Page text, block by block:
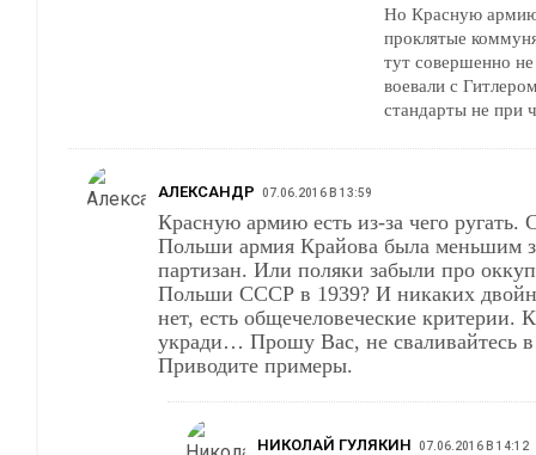
Но Красную
проклятые
тут совершенно
воевали с
стандарты не при
АЛЕКСАНДР 07.06.2016 В 13:59
Красную армию есть из-за чего ругать.
Польши армия Крайова была меньшим
партизан. Или поляки забыли про
Польши СССР в 1939? И никаких
нет, есть общечеловеческие критерии.
укради… Прошу Вас, не сваливайтесь в демагогию.
Приводите примеры.
НИКОЛАЙ ГУЛЯКИН 07.06.2016 В 14:12